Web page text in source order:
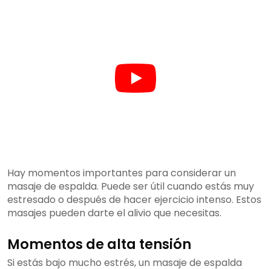
Hay momentos importantes para considerar un
masaje de espalda. Puede ser útil cuando estás muy
estresado o después de hacer ejercicio intenso. Estos
masajes pueden darte el alivio que necesitas.
Momentos de alta tensión
Si estás bajo mucho estrés, un masaje de espalda